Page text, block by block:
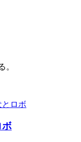
。
ボ